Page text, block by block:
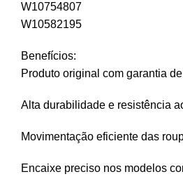
W10754807
W10582195
Benefícios:
Produto original com garantia
Alta durabilidade e resistência
Movimentação eficiente das
Encaixe preciso nos modelos